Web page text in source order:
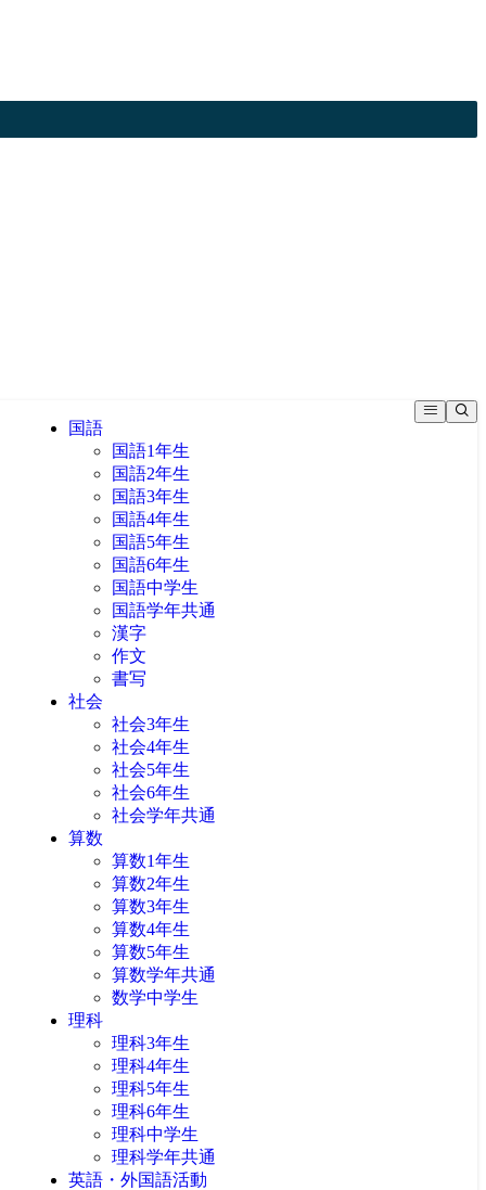
国語
国語1年生
国語2年生
国語3年生
国語4年生
国語5年生
国語6年生
国語中学生
国語学年共通
漢字
作文
書写
社会
社会3年生
社会4年生
社会5年生
社会6年生
社会学年共通
算数
算数1年生
算数2年生
算数3年生
算数4年生
算数5年生
算数学年共通
数学中学生
理科
理科3年生
理科4年生
理科5年生
理科6年生
理科中学生
理科学年共通
英語・外国語活動